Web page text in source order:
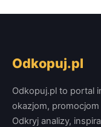
Odkopuj.pl
Odkopuj.pl to portal
okazjom,
Odkryj analizy,